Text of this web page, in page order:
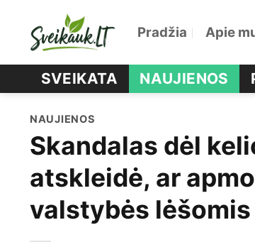
Pradžia Apie
SVEIKATA NAUJIENOS
NAUJIENOS
Skandalas dėl
atskleidė, ar
valstybės lėšomis